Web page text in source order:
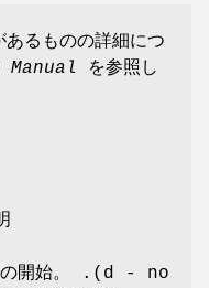
るものの詳細につ
を参照し
の開始。 .(d - no